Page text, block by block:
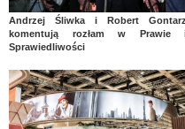
Andrzej Śliwka i Robert Gontarz
komentują rozłam w Prawie
Sprawiedliwości